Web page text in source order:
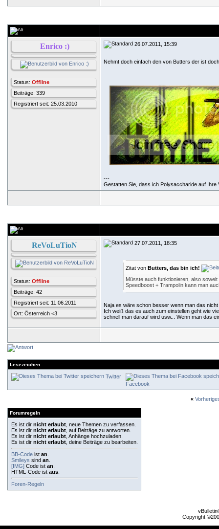
Enrico :)
Status: Offline
Beiträge: 339
Registriert seit: 25.03.2010
26.07.2011, 15:39
Nehmt doch einfach den von Butters der ist
---
Gestatten Sie, dass ich Polysaccharide auf Ihre
ReVoLuTioN
Status: Offline
Beiträge: 42
Registriert seit: 11.06.2011
Ort: Österreich <3
27.07.2011, 18:35
Zitat von Butters, das bin ich!
Müsste auch funktionieren, also
Speedboost + Trampolin kann man
Naja es wäre schon besser wenn man das
Ich weiß das es auch zum einstellen geht wie
schnell man darauf wird usw... Wenn man das
Lesezeichen
Twitter
Facebook
«
Forumregeln
Es ist dir nicht erlaubt , neue Themen zu verfassen.
Es ist dir nicht erlaubt , auf Beiträge zu antworten.
Es ist dir nicht erlaubt , Anhänge hochzuladen.
Es ist dir nicht erlaubt , deine Beiträge zu bearbeiten.
BB-Code ist an
Smileys sind an
[IMG] Code ist an
HTML-Code ist aus
Foren-Regeln
Copyright